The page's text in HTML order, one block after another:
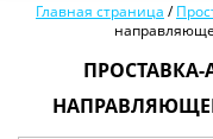
Главная страница /
НАПРАВЛЯЮЩЕЙ